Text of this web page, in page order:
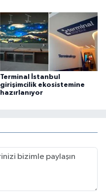
Terminal İstanbul
girişimcilik ekosistemine
hazırlanıyor